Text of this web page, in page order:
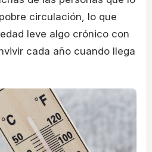
circulación, lo que
leve algo crónico con
cada año cuando llega